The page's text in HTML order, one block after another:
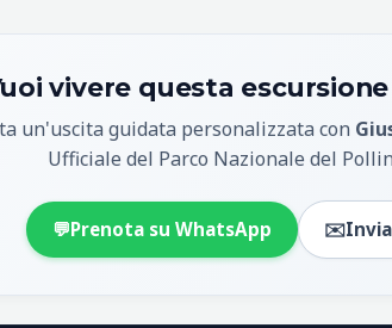
vivere questa
un'uscita guidata personalizzata con
Ufficiale del Parco Nazionale del
💬Prenota su WhatsApp ✉️